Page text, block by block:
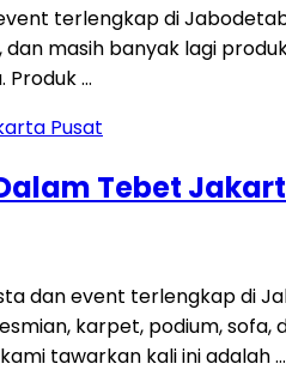
terlengkap di
masih banyak lagi
Produk …
Tebet
dan event terlengkap di
karpet, podium,
tawarkan kali ini adalah …